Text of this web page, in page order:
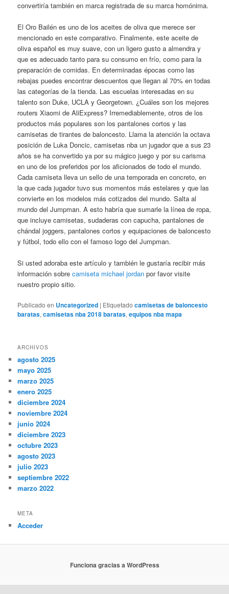
convertiría también en marca registrada de su marca homónima.
El Oro Bailén es uno de los aceites de oliva que merece ser
mencionado en este comparativo. Finalmente, este aceite de
oliva español es muy suave, con un ligero gusto a almendra y
que es adecuado tanto para su consumo en frío, como para la
preparación de comidas. En determinadas épocas como las
rebajas puedes encontrar descuentos que llegan al 70% en todas
las categorías de la tienda. Las escuelas interesadas en su
talento son Duke, UCLA y Georgetown. ¿Cuáles son los mejores
routers Xiaomi de AliExpress? Irremediablemente, otros de los
productos más populares son los pantalones cortos y las
camisetas de tirantes de baloncesto. Llama la atención la octava
posición de Luka Doncic, camisetas nba un jugador que a sus 23
años se ha convertido ya por su mágico juego y por su carisma
en uno de los preferidos por los aficionados de todo el mundo.
Cada camiseta lleva un sello de una temporada en concreto, en
la que cada jugador tuvo sus momentos más estelares y que las
convierte en los modelos más cotizados del mundo. Salta al
mundo del Jumpman. A esto habría que sumarle la línea de ropa,
que incluye camisetas, sudaderas con capucha, pantalones de
chándal joggers, pantalones cortos y equipaciones de baloncesto
y fútbol, todo ello con el famoso logo del Jumpman.
Si usted adoraba este artículo y también le gustaría recibir más
información sobrecamiseta michael jordan por favor visite
nuestro propio sitio.
Publicado en Uncategorized | Etiquetado camisetas de baloncesto
baratas,camisetas nba 2018 baratas,equipos nba mapa
ARCHIVOS
agosto 2025
mayo 2025
marzo 2025
enero 2025
diciembre 2024
noviembre 2024
junio 2024
diciembre 2023
octubre 2023
agosto 2023
julio 2023
septiembre 2022
marzo 2022
META
Acceder
Funciona gracias a WordPress